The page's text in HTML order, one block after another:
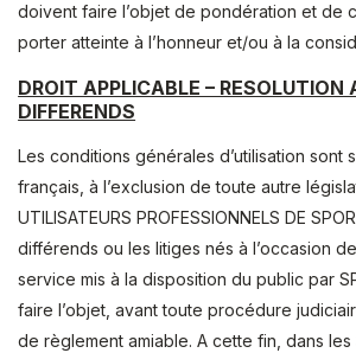
doivent faire l’objet de pondération et de
porter atteinte à l’honneur et/ou à la
DROIT APPLICABLE – RESOLUTION
DIFFERENDS
Les conditions générales d’utilisation sont
français, à l’exclusion de toute autre
UTILISATEURS PROFESSIONNELS DE
différends ou les litiges nés à l’occasion de
service mis à la disposition du public par
faire l’objet, avant toute procédure
de règlement amiable. A cette fin, dans